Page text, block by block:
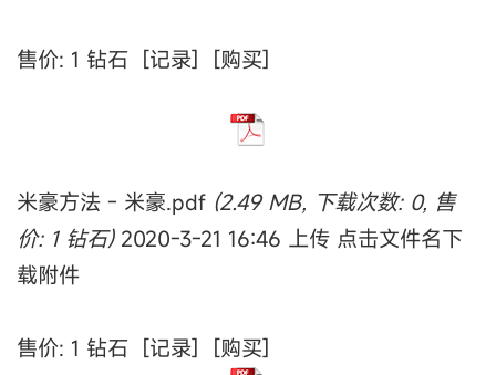
售价: 1 钻石 [记录] [购买]
米豪方法 - 米豪.pdf (2.49 MB, 下载次数: 0, 售
价: 1 钻石) 2020-3-21 16:46 上传 点击文件名下
载附件
售价: 1 钻石 [记录] [购买]